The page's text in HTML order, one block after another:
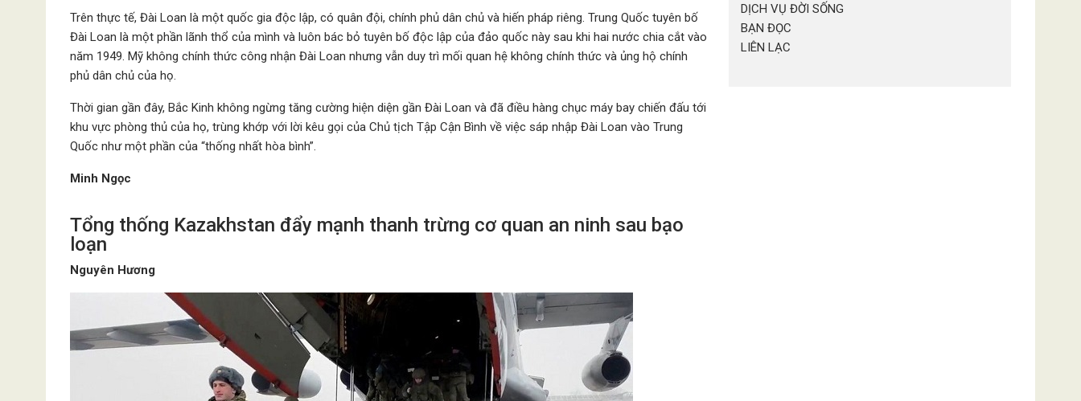
Trên thực tế, Đài Loan là một quốc gia độc lập, có quân đội, chính phủ dân chủ và hiến pháp riêng. Trung Quốc tuyên bố
Đài Loan là một phần lãnh thổ của mình và luôn bác bỏ tuyên bố độc lập của đảo quốc này sau khi hai nước chia cắt vào
năm 1949. Mỹ không chính thức công nhận Đài Loan nhưng vẫn duy trì mối quan hệ không chính thức và ủng hộ chính
phủ dân chủ của họ.
Thời gian gần đây, Bắc Kinh không ngừng tăng cường hiện diện gần Đài Loan và đã điều hàng chục máy bay chiến đấu tới
khu vực phòng thủ của họ, trùng khớp với lời kêu gọi của Chủ tịch Tập Cận Bình về việc sáp nhập Đài Loan vào Trung
Quốc như một phần của “thống nhất hòa bình”.
Minh Ngọc
Tổng thống Kazakhstan đẩy mạnh thanh trừng cơ quan an ninh sau bạo
loạn
Nguyên Hương
DỊCH VỤ ĐỜI SỐNG
BẠN ĐỌC
LIÊN LẠC